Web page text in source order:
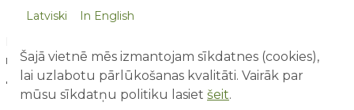
мест, где можно поесть свои привезённые закуски. Места
для пикника бронировать не нужно - их хватит всем!
Latviski In English
Šajā vietnē mēs izmantojam sīkdatnes (cookies),
lai uzlabotu pārlūkošanas kvalitāti. Vairāk par
mūsu sīkdatņu politiku lasiet šeit.